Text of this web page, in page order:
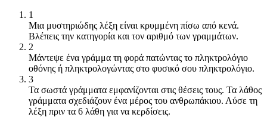
1
Μια μυστηριώδης λέξη είναι κρυμμένη πίσω από κενά.
Βλέπεις την κατηγορία και τον αριθμό των γραμμάτων.
2
Μάντεψε ένα γράμμα τη φορά πατώντας το πληκτρολόγιο
οθόνης ή πληκτρολογώντας στο φυσικό σου πληκτρολόγιο.
3
Τα σωστά γράμματα εμφανίζονται στις θέσεις τους. Τα λάθος
γράμματα σχεδιάζουν ένα μέρος του ανθρωπάκιου. Λύσε τη
λέξη πριν τα 6 λάθη για να κερδίσεις.